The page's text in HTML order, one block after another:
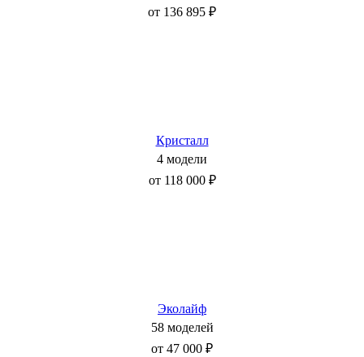
от 136 895 ₽
Кристалл
4 модели
от 118 000 ₽
Эколайф
58 моделей
от 47 000 ₽